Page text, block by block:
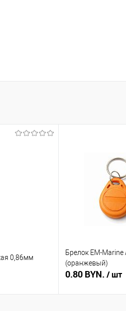
0,86мм
Брелок EM-Marine
(оранжевый)
0.80 BYN. / шт